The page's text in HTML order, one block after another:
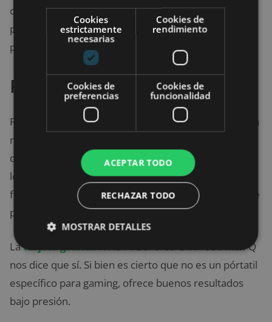
cómodo, principalmente gracias a la bisagra de la
pantalla, la cual inclina el teclado para adaptarse a la
postura del usuario en cada momento.
Rendimiento asegurado
Por último, hablamos de su rendimiento, que no está
nada mal, gracias al procesador Intel Core i7-8565U
que late en su interior, los 16 GB de memoria RAM y
los
512 GB de SSD.La combinación puede hacer
frente a los desafíos más exigentes, sin embargo, ¿se
puede jugar con él?
Latarjeta gráficaNVIDIA GeForce GTX 1050 Max-Q
nos dice que sí. Si bien es cierto que no es un pórtatil
específico para gaming, ofrece buenos resultados
bajo presión.
Cookies
estrictamente
necesarias
Cookies de
rendimiento
Cookies de
preferencias
Cookies de
funcionalidad
ACEPTAR TODO
RECHAZAR TODO
MOSTRAR DETALLES